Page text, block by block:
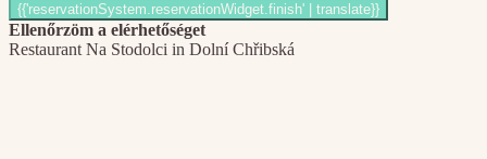
Ellenőrzöm a elérhetőséget
Restaurant Na Stodolci in Dolní Chřibská